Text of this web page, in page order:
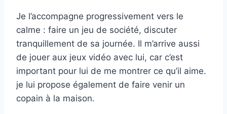
Je l’accompagne progressivement vers le
calme : faire un jeu de société, discuter
tranquillement de sa journée. Il m’arrive aussi
de jouer aux jeux vidéo avec lui, car c’est
important pour lui de me montrer ce qu’il aime.
je lui propose également de faire venir un
copain à la maison.